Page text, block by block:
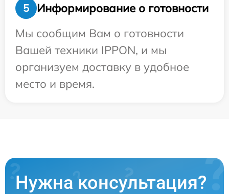
5
Информирование о готовности
Мы сообщим Вам о готовности
Вашей техники IPPON, и мы
организуем доставку в удобное
место и время.
Нужна консультация?